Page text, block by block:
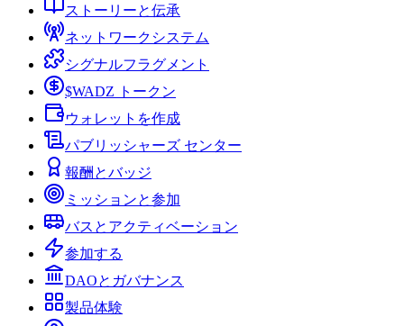
ストーリーと伝承
ネットワークシステム
シグナルフラグメント
$WADZ トークン
ウォレットを作成
パブリッシャーズ センター
報酬とバッジ
ミッションと参加
バスとアクティベーション
参加する
DAOとガバナンス
製品体験